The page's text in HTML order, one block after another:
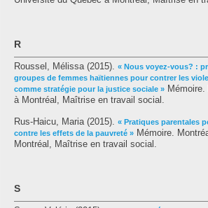
R
Roussel, Mélissa(2015). « Nous voyez-vous? :
groupes de femmes haïtiennes pour contrer les
comme stratégie pour la justice sociale »
à Montréal, Maîtrise en travail social.
Rus-Haicu, Maria(2015). « Pratiques parentales
contre les effets de la pauvreté » Mémoire.
Montréal, Maîtrise en travail social.
S